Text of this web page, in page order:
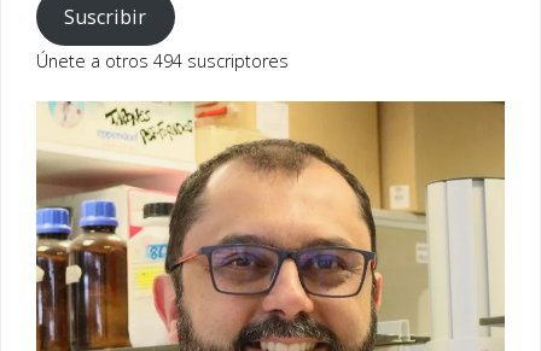
correo
electrónico
Suscribir
Únete a otros 494 suscriptores